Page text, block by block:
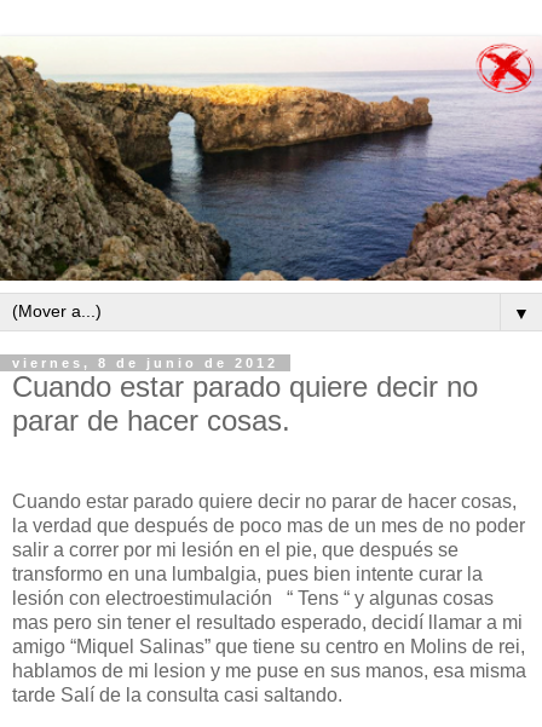
▼
viernes, 8 de junio de 2012
Cuando estar parado quiere decir no
parar de hacer cosas.
Cuando estar parado quiere decir no parar de hacer cosas,
la verdad que después de poco mas de un mes de no poder
salir a correr por mi lesión en el pie, que después se
transformo en una lumbalgia, pues bien intente curar la
lesión con electroestimulación
“ Tens “ y algunas cosas
mas pero sin tener el resultado esperado, decidí llamar a mi
amigo “Miquel Salinas” que tiene su centro en Molins de rei,
hablamos de mi lesion y me puse en sus manos, esa misma
tarde Salí de la consulta casi saltando.